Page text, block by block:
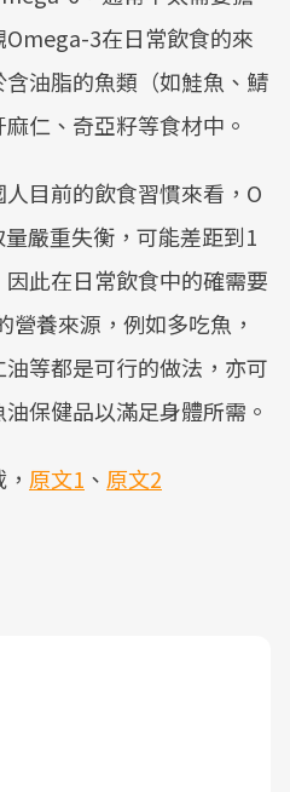
3在日常飲食的來
油脂的魚類（如鮭魚、鯖
仁、奇亞籽等食材中。
目前的飲食習慣來看，O
嚴重失衡，可能差距到1
此在日常飲食中的確需要
養來源，例如多吃魚，
等都是可行的做法，亦可
保健品以滿足身體所需。
原文1 、 原文2